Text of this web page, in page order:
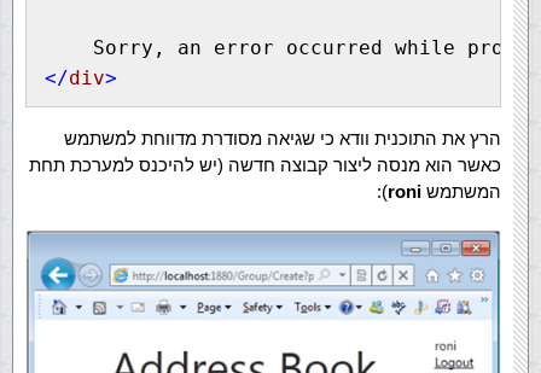
Sorry, an error occurred while
</div>
הרץ את התוכנית וודא כי שגיאה מסודרת מדווחת למשתמש
כאשר הוא מנסה ליצור קבוצה חדשה (יש להיכנס למערכת תחת
המשתמש roni
):